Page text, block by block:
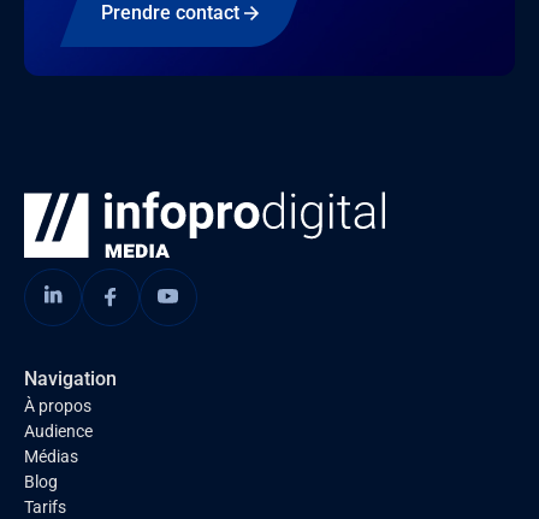
Prendre contact
Navigation
À propos
Audience
Médias
Blog
Tarifs